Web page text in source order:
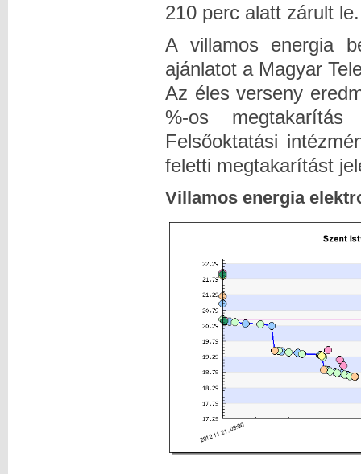
210 perc alatt zárult le.
A villamos energia
ajánlatot a Magyar
Az éles verseny
%-os
Felsőoktatási
feletti megtakarítást
Villamos energia